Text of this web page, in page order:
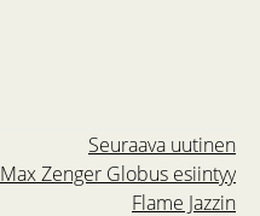
Seuraava uutinen
Max Zenger Globus esiintyy
Flame Jazzin